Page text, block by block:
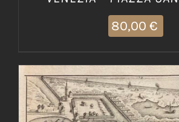
80,00 €